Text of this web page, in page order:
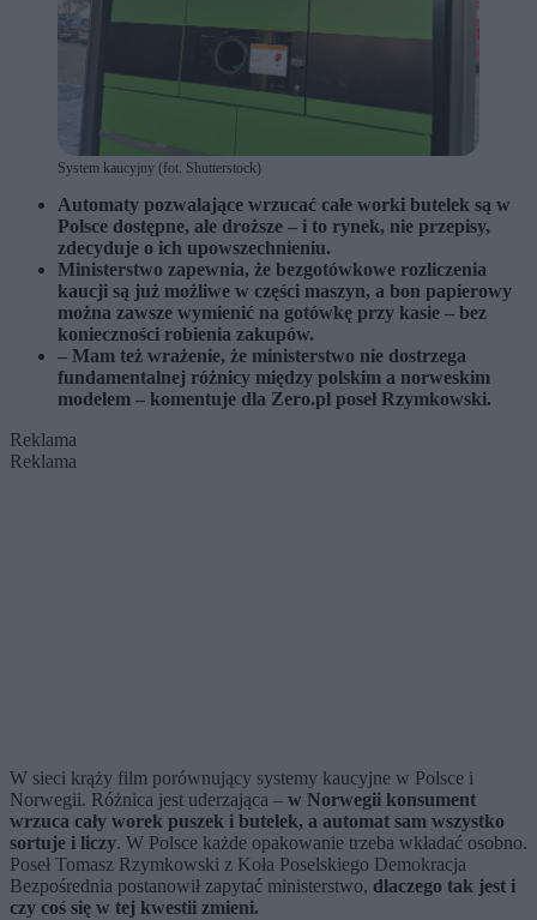
System kaucyjny (fot. Shutterstock)
Automaty pozwalające wrzucać całe worki butelek są w
Polsce dostępne, ale droższe – i to rynek, nie przepisy,
zdecyduje o ich upowszechnieniu.
Ministerstwo zapewnia, że bezgotówkowe rozliczenia
kaucji są już możliwe w części maszyn, a bon papierowy
można zawsze wymienić na gotówkę przy kasie – bez
konieczności robienia zakupów.
– Mam też wrażenie, że ministerstwo nie dostrzega
fundamentalnej różnicy między polskim a norweskim
modelem – komentuje dla Zero.pl poseł Rzymkowski.
Reklama
Reklama
W sieci krąży film porównujący systemy kaucyjne w Polsce i
Norwegii. Różnica jest uderzająca – w Norwegii konsument
wrzuca cały worek puszek i butelek, a automat sam wszystko
sortuje i liczy. W Polsce każde opakowanie trzeba wkładać osobno.
Poseł Tomasz Rzymkowski z Koła Poselskiego Demokracja
Bezpośrednia postanowił zapytać ministerstwo, dlaczego tak jest i
czy coś się w tej kwestii zmieni.